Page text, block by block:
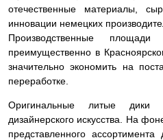
отечественные материалы,
инновации немецких
Производственные площади
преимущественно в
значительно экономить на
переработке.
Оригинальные литые дики
дизайнерского искусства. На
представленного